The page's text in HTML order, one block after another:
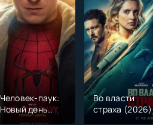
Человек-паук:
Новый день
(2026)
Во власти
страха (2026)